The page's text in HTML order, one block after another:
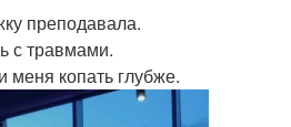
преподавала.
с травмами.
меня копать глубже.